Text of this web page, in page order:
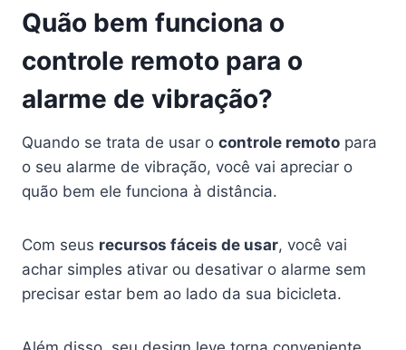
Quão bem funciona o
controle remoto para o
alarme de vibração?
Quando se trata de usar o controle remoto para
o seu alarme de vibração, você vai apreciar o
quão bem ele funciona à distância.
Com seus recursos fáceis de usar, você vai
achar simples ativar ou desativar o alarme sem
precisar estar bem ao lado da sua bicicleta.